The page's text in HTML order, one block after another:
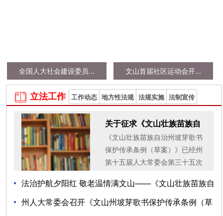
全国人大社会建设委员... 文山首届社区运动会开...
 立法工作 工作动态 地方性法规 法规实施 法制宣传
关于征求《文山壮族苗族自
治州坡芽歌书保护...
《文山壮族苗族自治州坡芽歌书
保护传承条例（草案）》已经州
第十五届人大常委会第三十五次
步增强立法工作的透明度和社会
参与度，提高立法质量...
法治护航夕阳红 敬老温情满文山——《文山壮族苗族自
治州养老服...
州人大常委会召开《文山州坡芽歌书保护传承条例（草